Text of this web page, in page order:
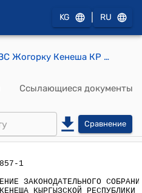
KG RU
Постановление ЗС Жогорку Кенеша КР от 7 октября 1997 года №857-1 "О делегировании депутатов Законодательного собрания для участия в работе Постоянных комиссий МПК Республики Беларусь, Республики Казахстан, Кыргызской Республики и Российской Федерации"
Ссылающиеся документы
Сравнение